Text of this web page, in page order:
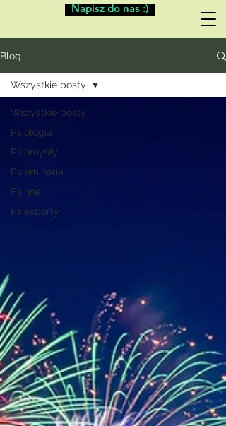
Napisz do nas :)
Blog
Wszystkie posty
Psiologia
Psiomysły
Psieminaria
Psinne
Psiesporty
Wszystkie posty